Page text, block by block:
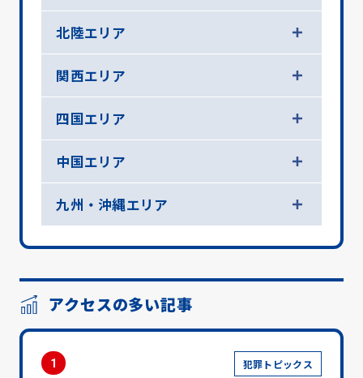
北陸エリア
関西エリア
四国エリア
中国エリア
九州・沖縄エリア
アクセスの多い記事
1 犯罪トピックス